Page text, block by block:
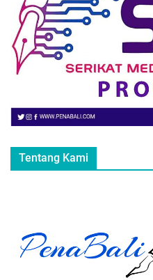
Tentang Kami